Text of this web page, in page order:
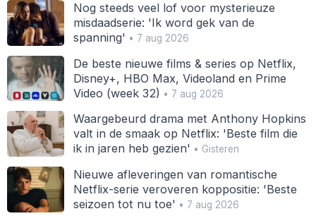
Nog steeds veel lof voor mysterieuze
misdaadserie: 'Ik word gek van de
spanning' • 7 aug 2026
De beste nieuwe films & series op Netflix,
Disney+, HBO Max, Videoland en Prime
Video (week 32) • 7 aug 2026
Waargebeurd drama met Anthony Hopkins
valt in de smaak op Netflix: 'Beste film die
ik in jaren heb gezien' • Gisteren
Nieuwe afleveringen van romantische
Netflix-serie veroveren koppositie: 'Beste
seizoen tot nu toe' • 7 aug 2026